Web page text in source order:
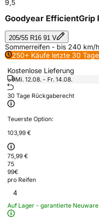
9,5
Goodyear EfficientGrip
205/55 R16 91 V
Sommerreifen - bis 240 km/
250+ Käufe letzte 30 Tage
Kostenlose Lieferung
Mi. 12.08. - Fr. 14.08.
30 Tage Rückgaberecht
Teuerste Option:
103,99 €
75,99 €
75
99€
pro Reifen
4
Auf Lager - garantierte Neuware